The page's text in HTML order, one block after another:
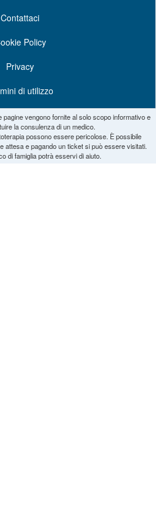
Contattaci
Policy
Privacy
di utilizzo
vengono fornite al solo scopo informativo e
la consulenza di un medico.
possono essere pericolose. È possibile
attesa e pagando un ticket si può essere visitati.
di famiglia potrà esservi di aiuto.